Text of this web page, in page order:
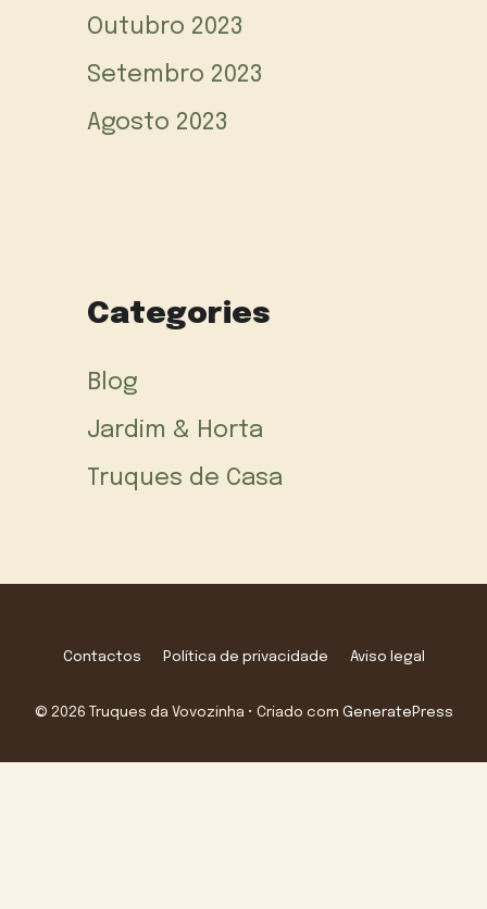
Outubro 2023
Setembro 2023
Agosto 2023
Categories
Blog
Jardim & Horta
Truques de Casa
Contactos Política de privacidade Aviso legal
© 2026 Truques da Vovozinha • Criado com GeneratePress